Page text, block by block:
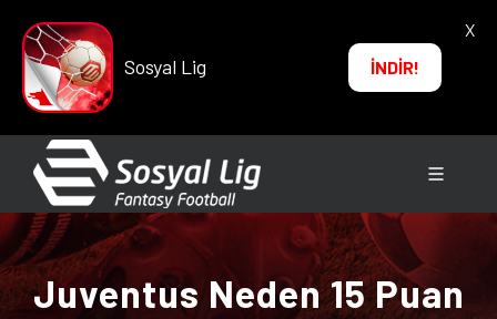
Sosyal Lig İNDİR!
X
Juventus Neden 15 Puan